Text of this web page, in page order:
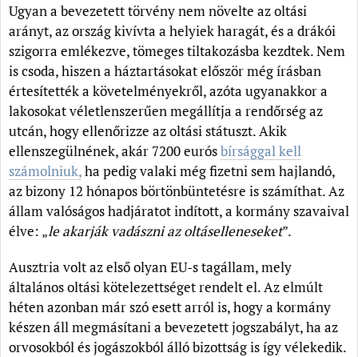
Ugyan a bevezetett törvény nem növelte az oltási
arányt, az ország kivívta a helyiek haragát, és a drákói
szigorra emlékezve, tömeges tiltakozásba kezdtek. Nem
is csoda, hiszen a háztartásokat először még írásban
értesítették a követelményekről, azóta ugyanakkor a
lakosokat véletlenszerűen megállítja a rendőrség az
utcán, hogy ellenőrizze az oltási státuszt. Akik
ellenszegülnének, akár 7200 eurósbírsággal kell
számolniuk,ha pedig valaki még fizetni sem hajlandó,
az bizony 12 hónapos börtönbüntetésre is számíthat. Az
állam valóságos hadjáratot indított, a kormány szavaival
élve: „le akarják vadászni az oltáselleneseket”.
Ausztria volt az első olyan EU-s tagállam, mely
általános oltási kötelezettséget rendelt el. Az elmúlt
héten azonban már szó esett arról is, hogy a kormány
készen áll megmásítani a bevezetett jogszabályt, ha az
orvosokból és jogászokból álló bizottság is így vélekedik.